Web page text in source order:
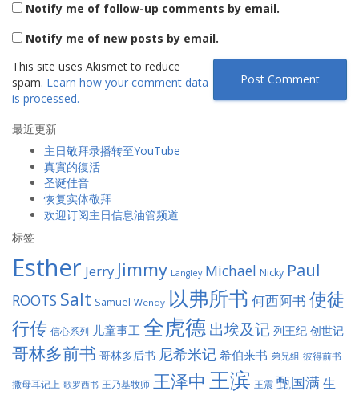
Notify me of follow-up comments by email.
Notify me of new posts by email.
This site uses Akismet to reduce
spam. Learn how your comment data
is processed.
最近更新
主日敬拜录播转至YouTube
真實的復活
圣诞佳音
恢复实体敬拜
欢迎订阅主日信息油管频道
标签
Esther Jerry Jimmy Langley Michael Nicky Paul
ROOTS Salt Samuel Wendy 以弗所书 何西阿书 使徒
行传 信心系列 儿童事工 全虎德出埃及记 列王纪 创世记
哥林多前书 哥林多后书 尼希米记 希伯来书 弟兄组 彼得前书
撒母耳记上 歌罗西书 王乃基牧师 王泽中 王滨 王震 甄国满生